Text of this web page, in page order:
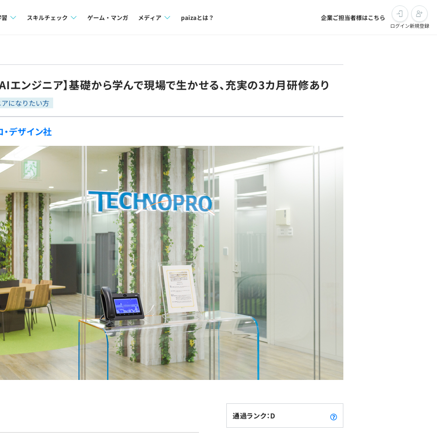
ー
4択課題
ナレッジ
リファレンス
プラン
個人向けプラン
法人向けプラン
学校向けプラン
契約内容・クーポン
スキルチェック
評価結果一覧
再チャレンジ結果一覧
ゲーム・マンガ メディア
note
paizaとは？ 企業ご担当者様はこちら
ログイン新規登録
AIエンジニア】基礎から学んで現場で生かせる、充実の3カ月研修あり
になりたい方
デザイン社
通過ランク：D